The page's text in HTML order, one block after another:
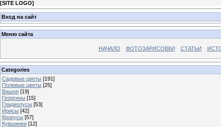
[SITE LOGO]
Вход на сайт
Меню сайта
НАЧАЛО ФОТОЗАРИСОВКИ СТАТЬИ
Categories
Садовые цветы [191]
Полевые цветы [25]
Вишня [19]
Георгины [15]
Гладиолусы [53]
Ирисы [42]
Крокусы [57]
Кувшинки [12]